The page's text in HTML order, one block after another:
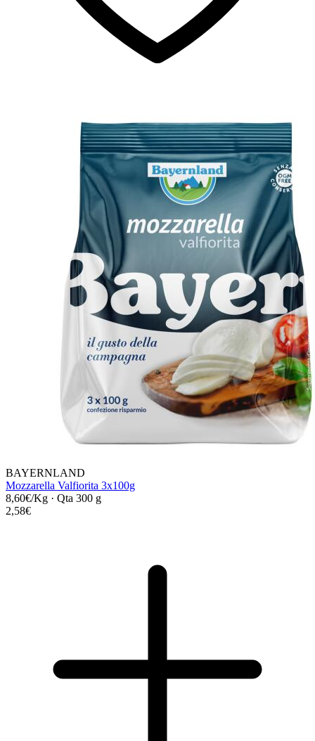
BAYERNLAND
Mozzarella Valfiorita 3x100g
8,60€/Kg · Qta 300 g
2,58€